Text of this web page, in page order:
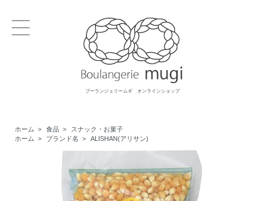
ブーランジェリームギ オンラインショップ
ホーム > 食品 >
スナック・お菓子
ホーム > ブランド名 > ALISHAN(アリサン)